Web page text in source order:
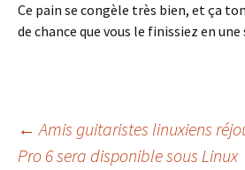
Ce pain se congèle très bien, et ça
de chance que vous le finissiez en une
Navigation
← Amis guitaristes linuxiens
Pro 6 sera disponible sous Linux